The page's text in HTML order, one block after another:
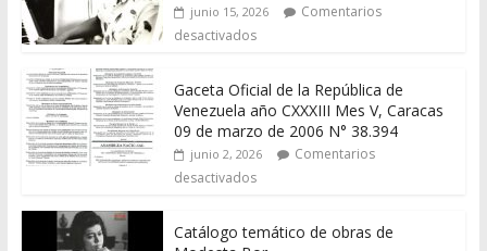
junio 15, 2026
Comentarios
desactivados
Gaceta Oficial de la República de
Venezuela año CXXXIII Mes V, Caracas
09 de marzo de 2006 N° 38.394
junio 2, 2026
Comentarios
desactivados
Catálogo temático de obras de